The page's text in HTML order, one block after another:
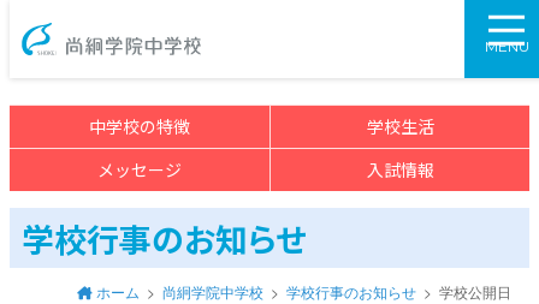
MENU
中学校の特徴
学校生活
メッセージ
入試情報
学校行事のお知らせ
ホーム 尚絅学院中学校 学校行事のお知らせ 学校公開日